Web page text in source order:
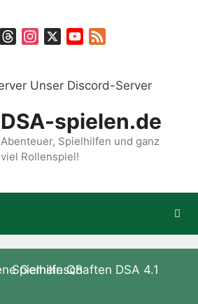
FacebookThreadsInstagram YouTube
Unser Discord-Server
DSA-spielen.de
Abenteuer, Spielhilfen und ganz
viel Rollenspiel!